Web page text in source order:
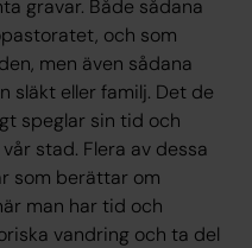
gravar. Både sådana
och som
men även sådana
släkt eller familj. Det de
speglar sin tid och
stad. Flera av dessa
som berättar om
man har tid och
vandring och ta del